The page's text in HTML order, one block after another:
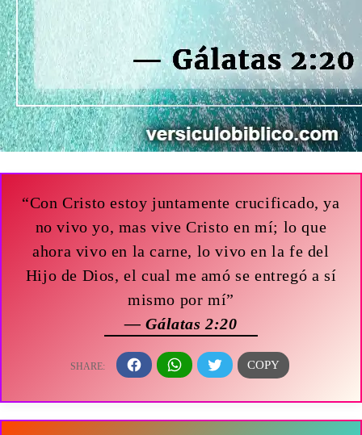
“Con Cristo estoy juntamente crucificado, ya
no vivo yo, mas vive Cristo en mí; lo que
ahora vivo en la carne, lo vivo en la fe del
Hijo de Dios, el cual me amó se entregó a sí
mismo por mí”
— Gálatas 2:20